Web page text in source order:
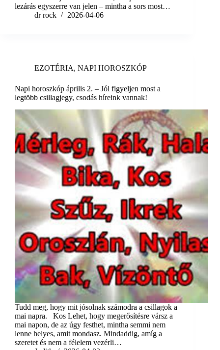
lezárás egyszerre van jelen – mintha a sors most…
dr rock
2026-04-06
EZOTÉRIA, NAPI HOROSZKÓP
Napi horoszkóp április 2. – Jól figyeljen most a
legtöbb csillagjegy, csodás híreink vannak!
Tudd meg, hogy mit jósolnak számodra a csillagok a
mai napra. Kos Lehet, hogy megerősítésre vársz a
mai napon, de az úgy festhet, mintha semmi nem
lenne helyes, amit mondasz. Mindaddig, amíg a
szeretet és nem a félelem vezérli…